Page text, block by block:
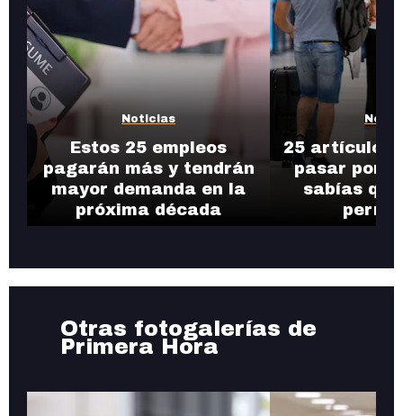
Noticias
Estos 25 empleos
pagarán más y tendrán
mayor demanda en la
próxima década
25 artículos
pasar por
sabías
Otras fotogalerías de
Primera Hora